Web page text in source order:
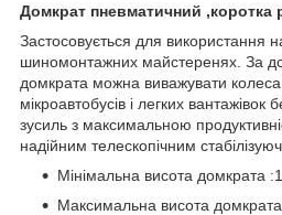
Домкрат пневматичний ,коротка
Застосовується для використання
шиномонтажних майстеренях. За
домкрата можна виважувати колеса
мікроавтобусів і легких
зусиль з максимальною
надійним телескопічним
Мінімальна висота домкрата
Максимальна висота